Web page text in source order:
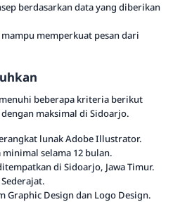
berdasarkan data yang diberikan
memperkuat pesan dari
beberapa kriteria berikut
maksimal di Sidoarjo.
lunak Adobe Illustrator.
selama 12 bulan.
di Sidoarjo, Jawa Timur.
Graphic Design dan Logo Design.